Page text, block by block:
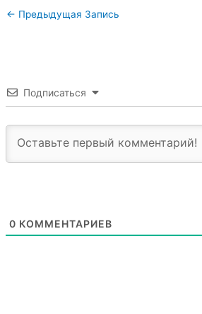
← Предыдущая Запись
Подписаться
0 КОММЕНТАРИЕВ